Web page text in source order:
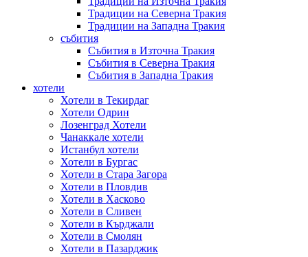
Традиции на Северна Тракия
Традиции на Западна Тракия
събития
Събития в Източна Тракия
Събития в Северна Тракия
Събития в Западна Тракия
хотели
Хотели в Текирдаг
Хотели Одрин
Лозенград Хотели
Чанаккале хотели
Истанбул хотели
Хотели в Бургас
Хотели в Стара Загора
Хотели в Пловдив
Хотели в Хасково
Хотели в Сливен
Хотели в Кърджали
Хотели в Смолян
Хотели в Пазарджик